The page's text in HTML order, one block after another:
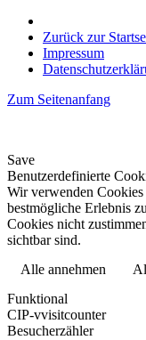
Zurück zur
Impressum
Zum Seitenanfang
Save
Benutzerdefinierte
Wir verwenden
bestmögliche Erlebnis
Cookies nicht
sichtbar sind.
Alle annehmen
Funktional
CIP-vvisitcounter
Besucherzähler